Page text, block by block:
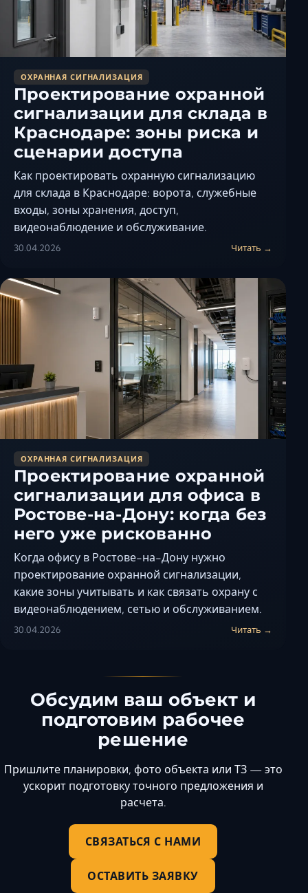
ОХРАННАЯ СИГНАЛИЗАЦИЯ
Проектирование охранной
сигнализации для склада в
Краснодаре: зоны риска и
сценарии доступа
Как проектировать охранную сигнализацию
для склада в Краснодаре: ворота, служебные
входы, зоны хранения, доступ,
видеонаблюдение и обслуживание.
30.04.2026 Читать →
ОХРАННАЯ СИГНАЛИЗАЦИЯ
Проектирование охранной
сигнализации для офиса в
Ростове-на-Дону: когда без
него уже рискованно
Когда офису в Ростове-на-Дону нужно
проектирование охранной сигнализации,
какие зоны учитывать и как связать охрану с
видеонаблюдением, сетью и обслуживанием.
30.04.2026 Читать →
Обсудим ваш объект и
подготовим рабочее
решение
Пришлите планировки, фото объекта или ТЗ — это
ускорит подготовку точного предложения и
расчета.
СВЯЗАТЬСЯ С НАМИ
ОСТАВИТЬ ЗАЯВКУ